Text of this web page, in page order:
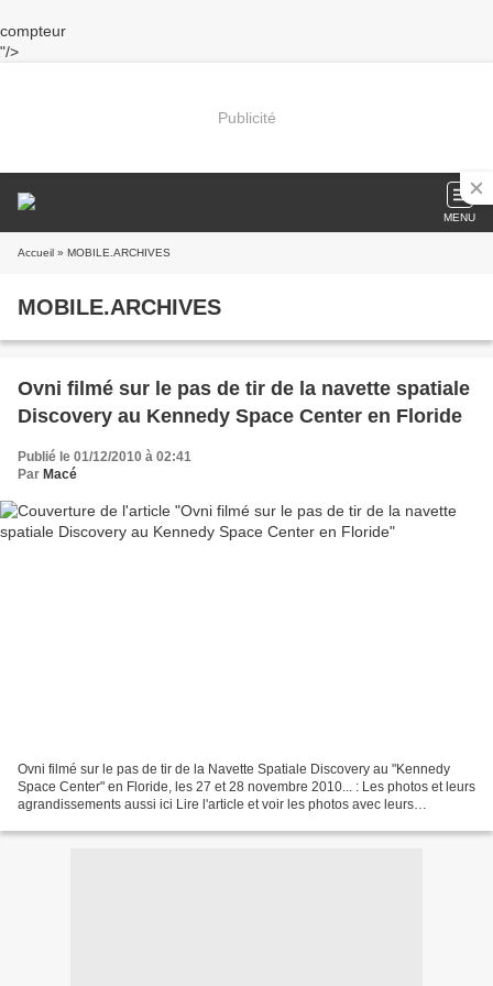
compteur
"/>
Publicité
MENU
Accueil » MOBILE.ARCHIVES
MOBILE.ARCHIVES
Ovni filmé sur le pas de tir de la navette spatiale
Discovery au Kennedy Space Center en Floride
Publié le 01/12/2010 à 02:41
Par Macé
Ovni filmé sur le pas de tir de la Navette Spatiale Discovery au "Kennedy
Space Center" en Floride, les 27 et 28 novembre 2010... : Les photos et leurs
agrandissements aussi ici Lire l'article et voir les photos avec leurs